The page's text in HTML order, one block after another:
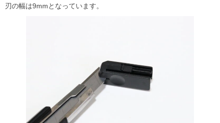
刃の幅は9mmとなっています。